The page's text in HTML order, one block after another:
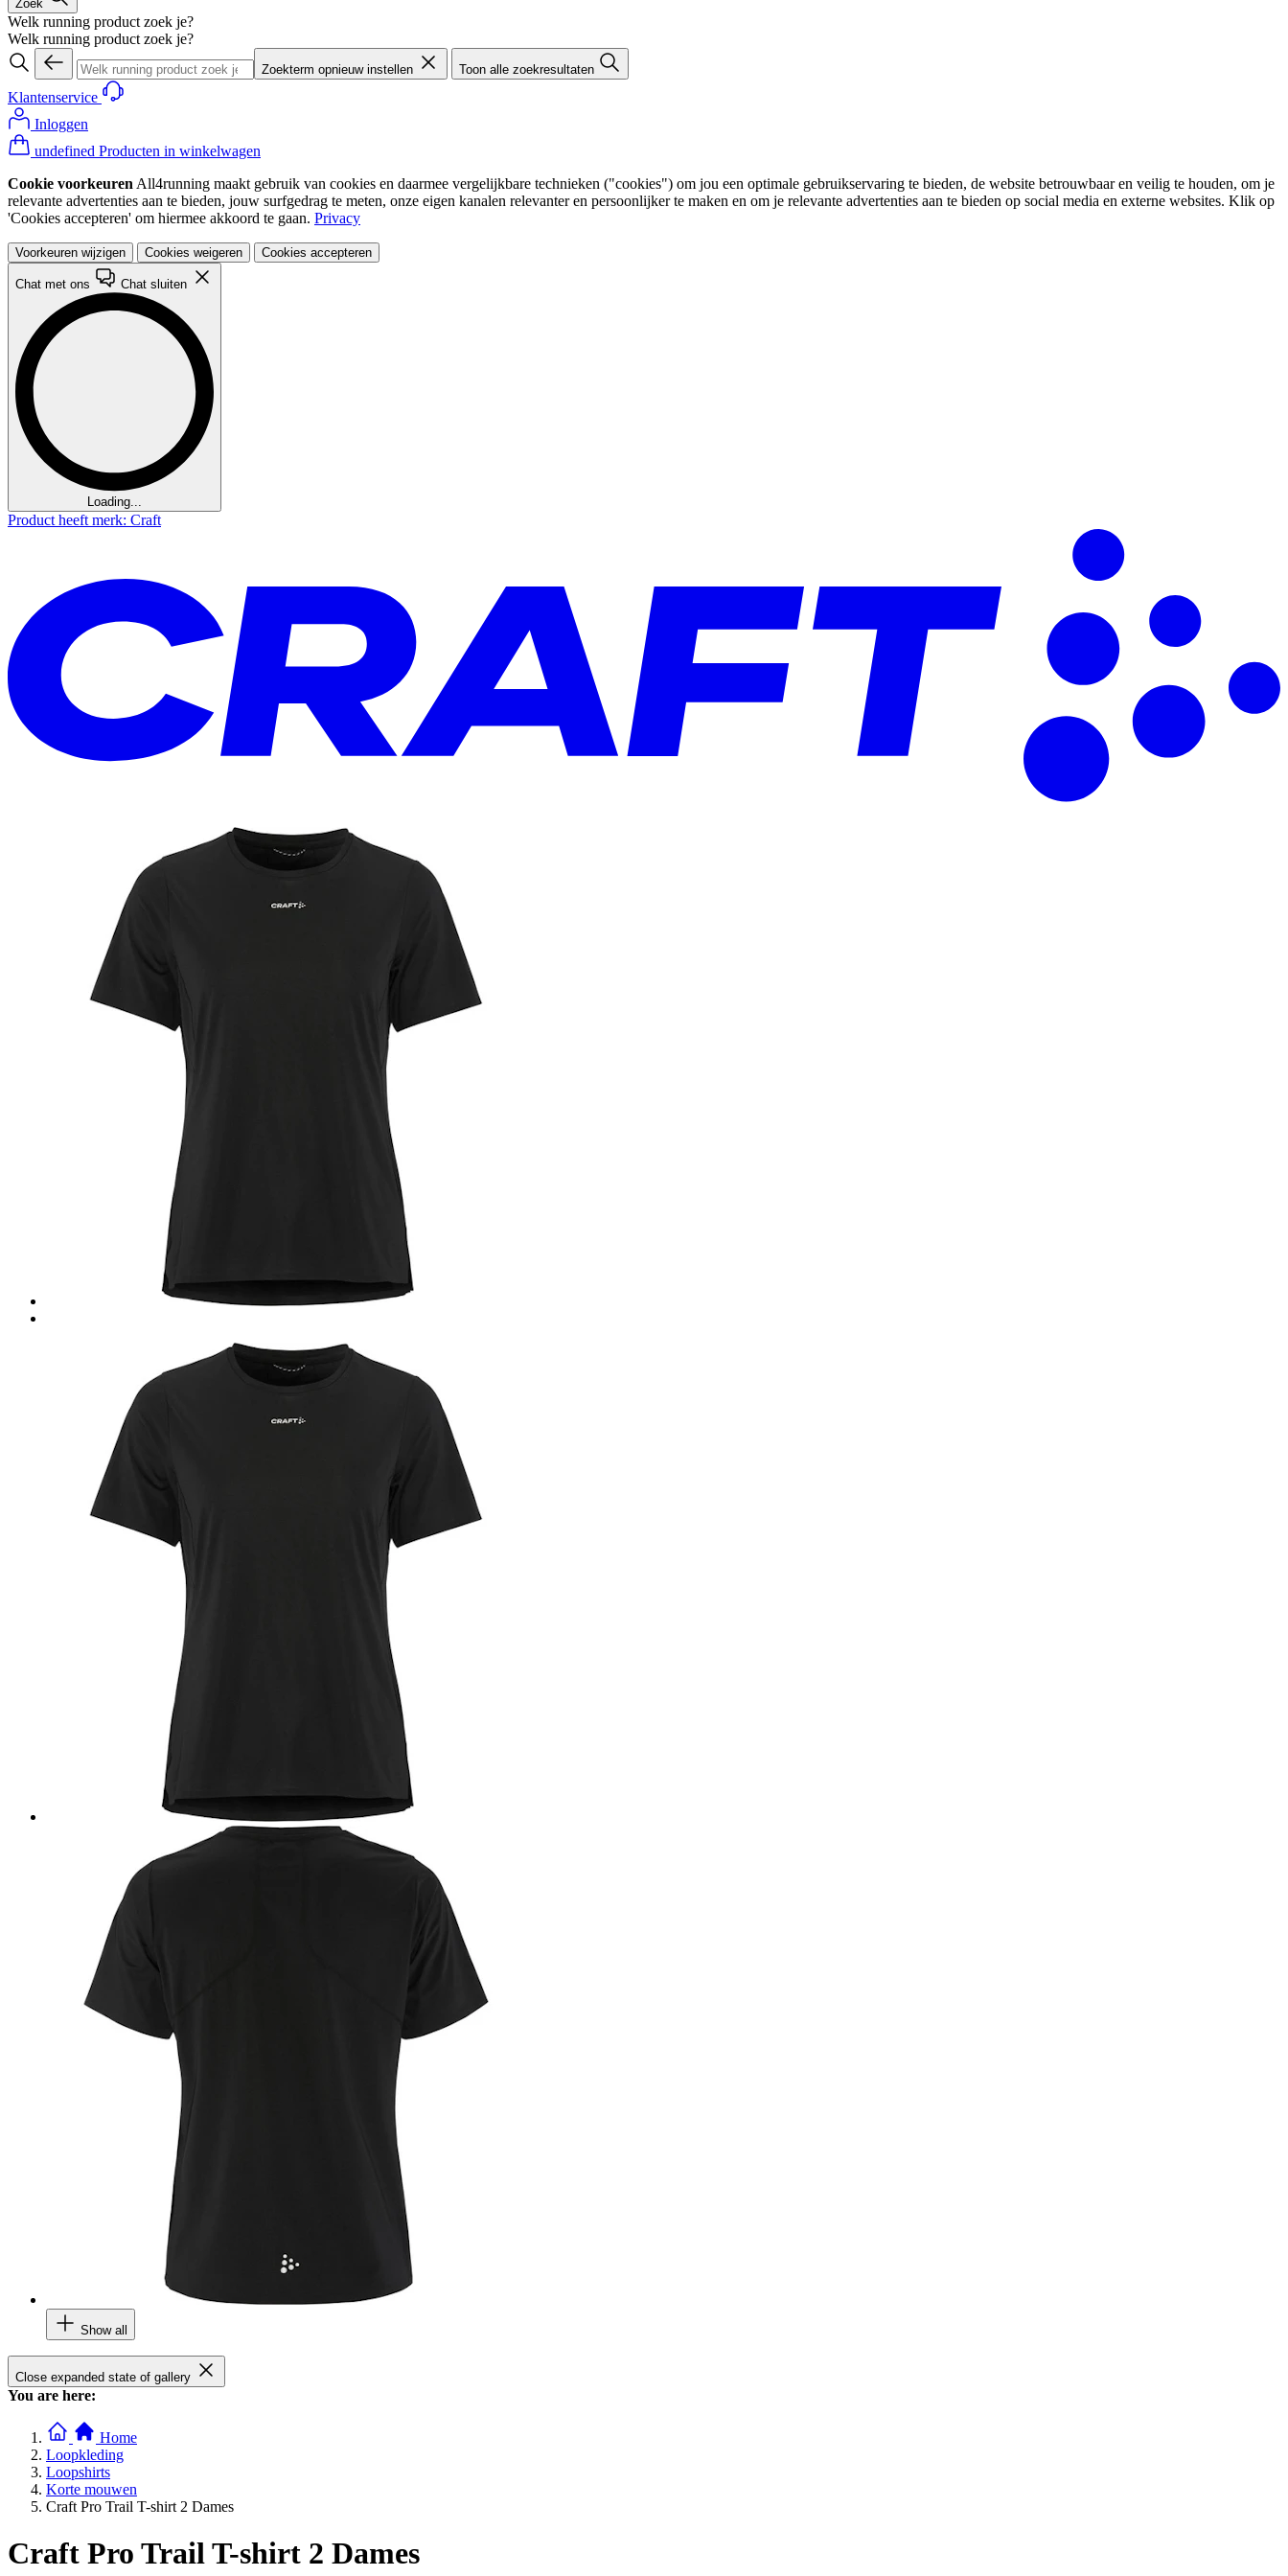
Zoek
Welk running product zoek je?
Welk running product zoek je?
Zoekterm opnieuw instellen Toon alle zoekresultaten
Klantenservice
Inloggen
undefined Producten in winkelwagen
Cookie voorkeuren All4running maakt gebruik van cookies en daarmee vergelijkbare technieken ("cookies") om jou een optimale gebruikservaring te bieden, de website betrouwbaar en veilig te houden, om je
relevante advertenties aan te bieden, jouw surfgedrag te meten, onze eigen kanalen relevanter en persoonlijker te maken en om je relevante advertenties aan te bieden op social media en externe websites. Klik op
'Cookies accepteren' om hiermee akkoord te gaan. Privacy
Voorkeuren wijzigen Cookies weigeren Cookies accepteren
Chat met ons Chat sluiten
Loading...
Product heeft merk: Craft
Show all
Close expanded state of gallery
You are here:
Home
Loopkleding
Loopshirts
Korte mouwen
Craft Pro Trail T-shirt 2 Dames
Craft Pro Trail T-shirt 2 Dames